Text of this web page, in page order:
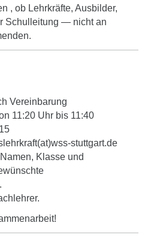
, ob Lehrkräfte, Ausbilder,
Schulleitung — nicht an
Vereinbarung
11:20 Uhr bis 11:40
stuttgart.de
Klasse und